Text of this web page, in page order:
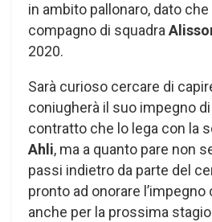
in ambito pallonaro, dato
compagno di squadra
2020.
Sarà curioso cercare di
coniugherà il suo impegno
contratto che lo lega con la
Ahli, ma a quanto pare non
passi indietro da parte del
pronto ad onorare
anche per la prossima